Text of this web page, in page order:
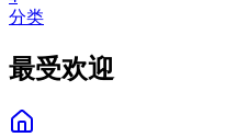
分类
最受欢迎